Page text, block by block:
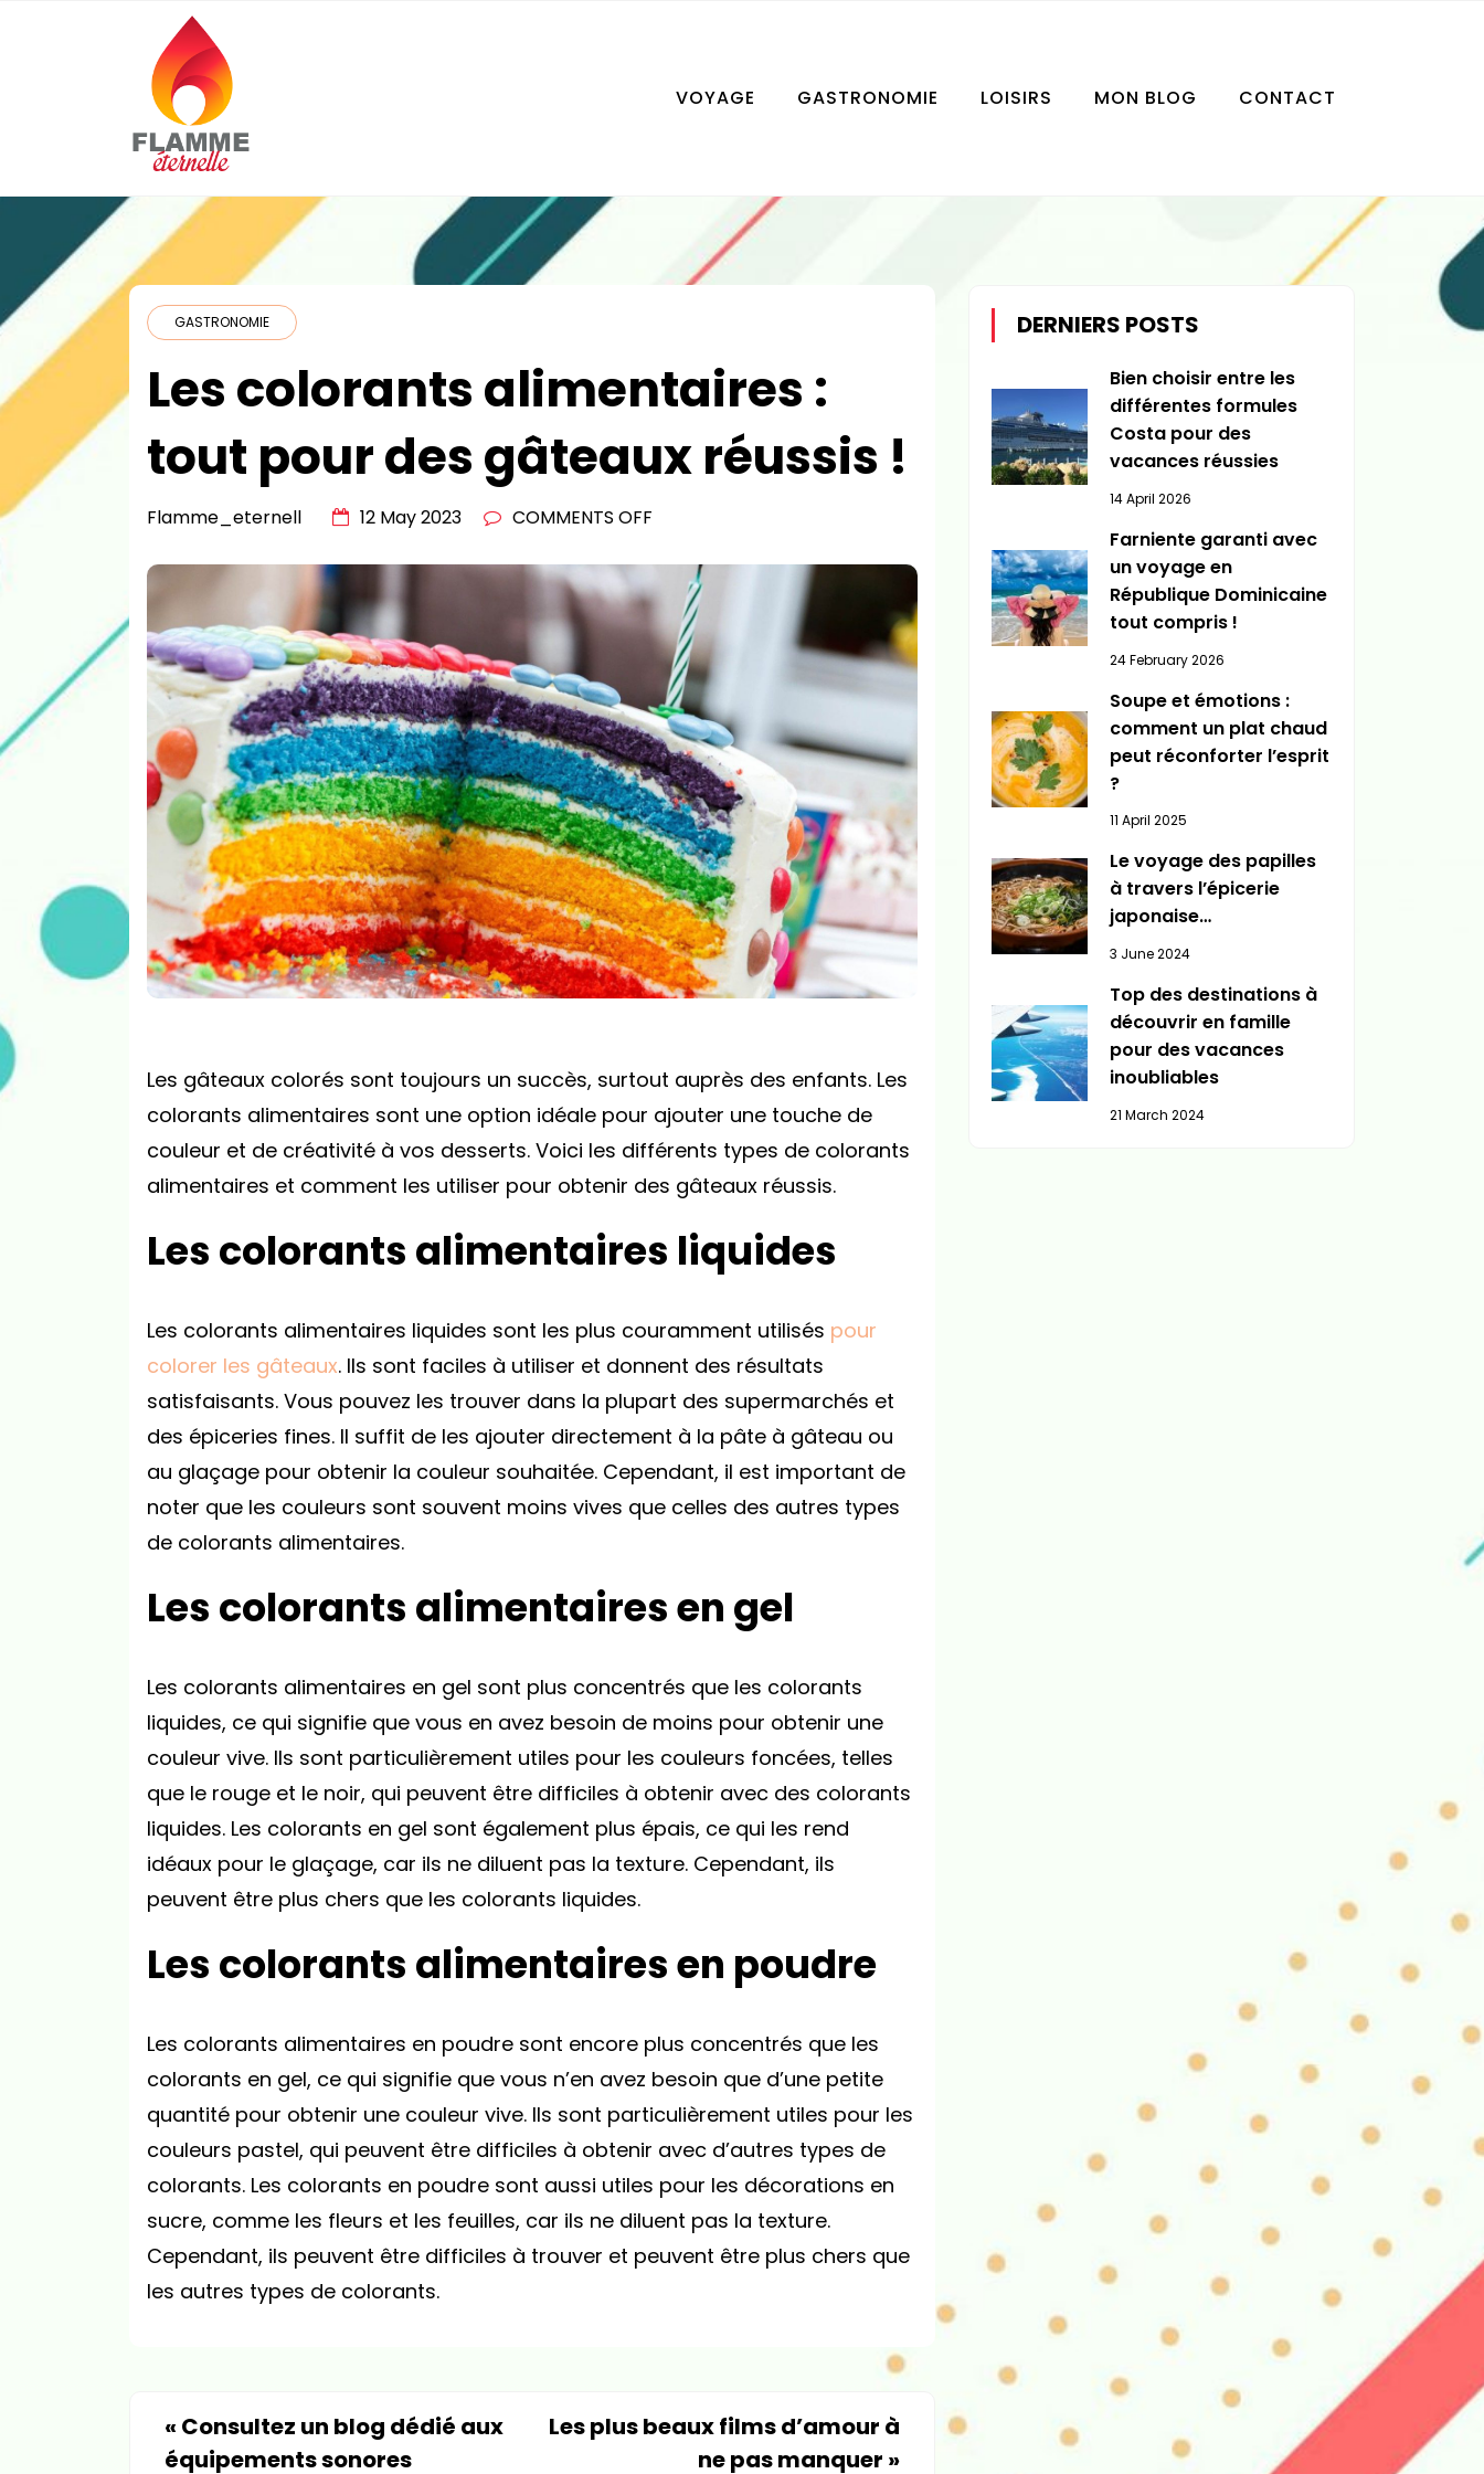
Flamme-
Eternelle.com
VOYAGE GASTRONOMIE LOISIRS MON BLOG CONTACT
GASTRONOMIE
Les colorants alimentaires :
tout pour des gâteaux réussis !
Flamme_eternell 12 May 2023 COMMENTS OFF
COLORANTS
ALIMENTAIRES
:
TOUT
POUR
DES
GÂTEAUX
RÉUSSIS
!
Les gâteaux colorés sont toujours un succès, surtout auprès des enfants. Les
colorants alimentaires sont une option idéale pour ajouter une touche de
couleur et de créativité à vos desserts. Voici les différents types de colorants
alimentaires et comment les utiliser pour obtenir des gâteaux réussis.
Les colorants alimentaires liquides
Les colorants alimentaires liquides sont les plus couramment utilisés pour
colorer les gâteaux. Ils sont faciles à utiliser et donnent des résultats
satisfaisants. Vous pouvez les trouver dans la plupart des supermarchés et
des épiceries fines. Il suffit de les ajouter directement à la pâte à gâteau ou
au glaçage pour obtenir la couleur souhaitée. Cependant, il est important de
noter que les couleurs sont souvent moins vives que celles des autres types
de colorants alimentaires.
Les colorants alimentaires en gel
Les colorants alimentaires en gel sont plus concentrés que les colorants
liquides, ce qui signifie que vous en avez besoin de moins pour obtenir une
couleur vive. Ils sont particulièrement utiles pour les couleurs foncées, telles
que le rouge et le noir, qui peuvent être difficiles à obtenir avec des colorants
liquides. Les colorants en gel sont également plus épais, ce qui les rend
idéaux pour le glaçage, car ils ne diluent pas la texture. Cependant, ils
peuvent être plus chers que les colorants liquides.
Les colorants alimentaires en poudre
Les colorants alimentaires en poudre sont encore plus concentrés que les
colorants en gel, ce qui signifie que vous n’en avez besoin que d’une petite
quantité pour obtenir une couleur vive. Ils sont particulièrement utiles pour les
couleurs pastel, qui peuvent être difficiles à obtenir avec d’autres types de
colorants. Les colorants en poudre sont aussi utiles pour les décorations en
sucre, comme les fleurs et les feuilles, car ils ne diluent pas la texture.
Cependant, ils peuvent être difficiles à trouver et peuvent être plus chers que
les autres types de colorants.
« Consultez un blog dédié aux
équipements sonores
Les plus beaux films d’amour à
ne pas manquer »
DERNIERS POSTS
Bien choisir entre les
différentes formules
Costa pour des
vacances réussies
14 April 2026
Farniente garanti avec
un voyage en
République Dominicaine
tout compris !
24 February 2026
Soupe et émotions :
comment un plat chaud
peut réconforter l’esprit
?
11 April 2025
Le voyage des papilles
à travers l’épicerie
japonaise…
3 June 2024
Top des destinations à
découvrir en famille
pour des vacances
inoubliables
21 March 2024